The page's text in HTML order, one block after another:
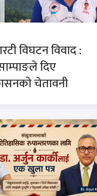
विघटन विवाद :
दिए
चेतावनी